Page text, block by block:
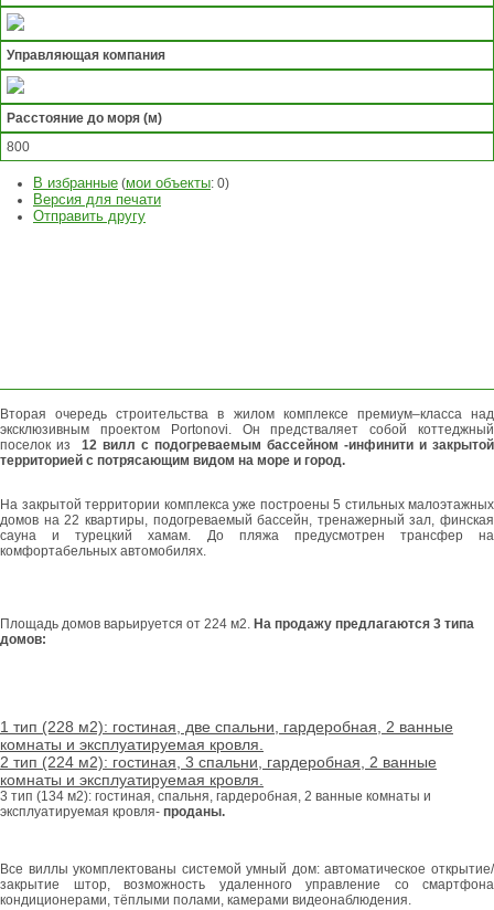
Управляющая компания
Расстояние до моря (м)
800
В избранные (мои объекты: 0)
Версия для печати
Отправить другу
Вторая очередь строительства в жилом комплексе премиум–класса над
эксклюзивным проектом Portonovi. Он предстваляет собой коттеджный
поселок из 12 вилл с подогреваемым бассейном -инфинити и закрытой
территорией с потрясающим видом на море и город.
На закрытой территории комплекса уже построены 5 стильных малоэтажных
домов на 22 квартиры, подогреваемый бассейн, тренажерный зал, финская
сауна и турецкий хамам. До пляжа предусмотрен трансфер на
комфортабельных автомобилях.
Площадь домов варьируется от 224 м2. На продажу предлагаются 3 типа
домов:
1 тип (228 м2): гостиная, две спальни, гардеробная, 2 ванные
комнаты и эксплуатируемая кровля.
2 тип (224 м2): гостиная, 3 спальни, гардеробная, 2 ванные
комнаты и эксплуатируемая кровля.
3 тип (134 м2): гостиная, спальня, гардеробная, 2 ванные комнаты и
эксплуатируемая кровля- проданы.
Все виллы укомплектованы системой умный дом: автоматическое открытие/
закрытие штор, возможность удаленного управление со смартфона
кондиционерами, тёплыми полами, камерами видеонаблюдения.